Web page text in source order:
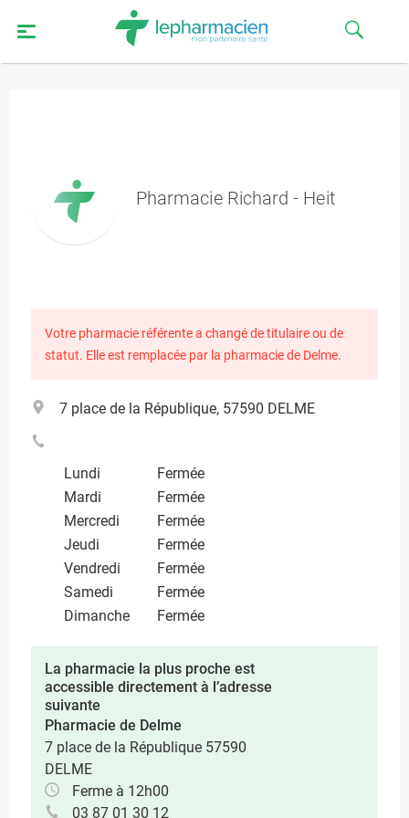
Pharmacie Richard - Heit
Votre pharmacie référente a changé de titulaire ou de
statut. Elle est remplacée par la pharmacie de Delme.
7 place de la République, 57590 DELME
Lundi
Fermée
Mardi
Fermée
Mercredi
Fermée
Jeudi
Fermée
Vendredi
Fermée
Samedi
Fermée
Dimanche
Fermée
La pharmacie la plus proche est
accessible directement à l’adresse
suivante
Pharmacie de Delme
7 place de la République 57590
DELME
Ferme à 12h00
03 87 01 30 12